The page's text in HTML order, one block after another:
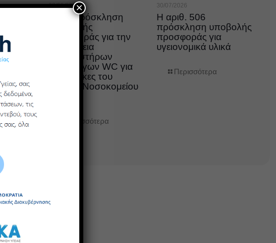
03/08/2026
518η Πρόσκληση
Υποβολής
Προσφοράς για την
Προμήθεια
Εξαερηστήρων
Αεραγωγων WC για
τις ανάγκες του
Γενικού Νοσοκομείου
Περισσότερα
30/07/2026
Η αριθ. 506
πρόσκληση υποβολής
προσφοράς για
υγειονομικά υλικά
Περισσότερα
×